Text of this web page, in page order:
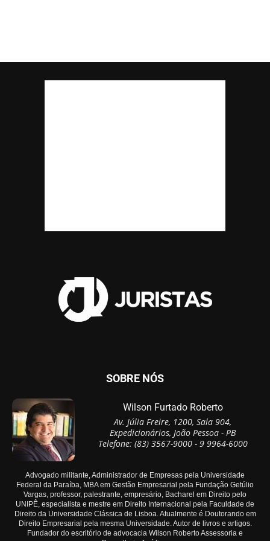
SOBRE NÓS
Wilson Furtado Roberto
Av. Júlia Freire, 1200, Sala 904,
Expedicionários, João Pessoa - PB
Telefone: (83) 3567-9000 - 9 9964-6000
Advogado militante, Administrador de Empresas pela Universidade
Federal da Paraíba, MBA em Gestão Empresarial pela Fundação Getúlio
Vargas, professor, palestrante, empresário, Bacharel em Direito pelo
UNIPÊ, especialista e mestre em Direito Internacional pela Faculdade de
Direito da Universidade Clássica de Lisboa. Atualmente é Doutorando em
Direito Empresarial pela mesma Universidade. Autor de livros e artigos.
Fundador do escritório de advocacia Wilson Roberto Assessoria e